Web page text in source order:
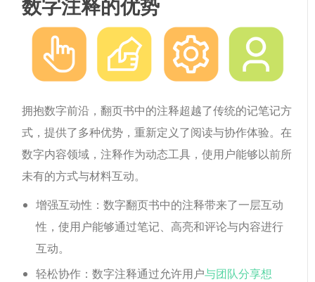
拥抱数字前沿，翻页书中的注释超越了传统的记笔记方
式，提供了多种优势，重新定义了阅读与协作体验。在
数字内容领域，注释作为动态工具，使用户能够以前所
未有的方式与材料互动。
增强互动性：数字翻页书中的注释带来了一层互动
性，使用户能够通过笔记、高亮和评论与内容进行
互动。
轻松协作：数字注释通过允许用户与团队分享想